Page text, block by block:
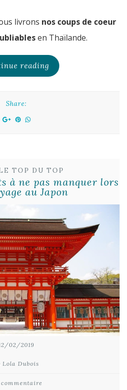
livrons nos coups de coeur
en Thaïlande.
reading
Share:
TOP DU TOP
à ne pas manquer lors
au Japon
02/2019
Lola Dubois